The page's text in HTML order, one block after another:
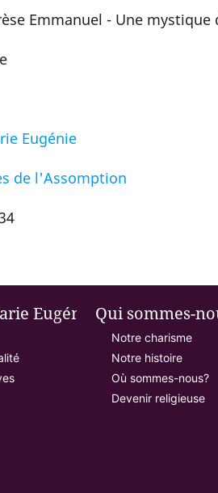
Emmanuel - Une mystique
Eugénie
de l'Assomption
Eugénie Qui sommes-
Notre charisme
Notre histoire
Où sommes-nous?
Devenir religieuse